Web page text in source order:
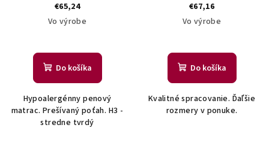
€65,24
Vo výrobe
Do košíka
Hypoalergénny penový
matrac. Prešívaný poťah. H3 -
stredne tvrdý
€67,16
Vo výrobe
Do košíka
Kvalitné spracovanie. Ďaľšie
rozmery v ponuke.